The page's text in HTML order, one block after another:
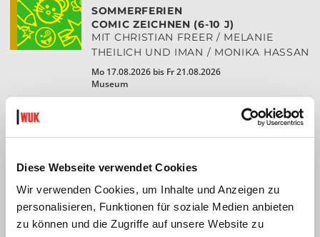
Diese Webseite verwendet Cookies
Wir verwenden Cookies, um Inhalte und Anzeigen zu
personalisieren, Funktionen für soziale Medien anbieten
zu können und die Zugriffe auf unsere Website zu
SOMMERFERIEN
COMIC ZEICHNEN (6-10 J)
MIT CHRISTIAN FREER / MELANIE
THEILICH UND IMAN / MONIKA HASSAN
Mo 17.08.2026 bis Fr 21.08.2026
Museum
THEATER.NUU
Museum
MEHR